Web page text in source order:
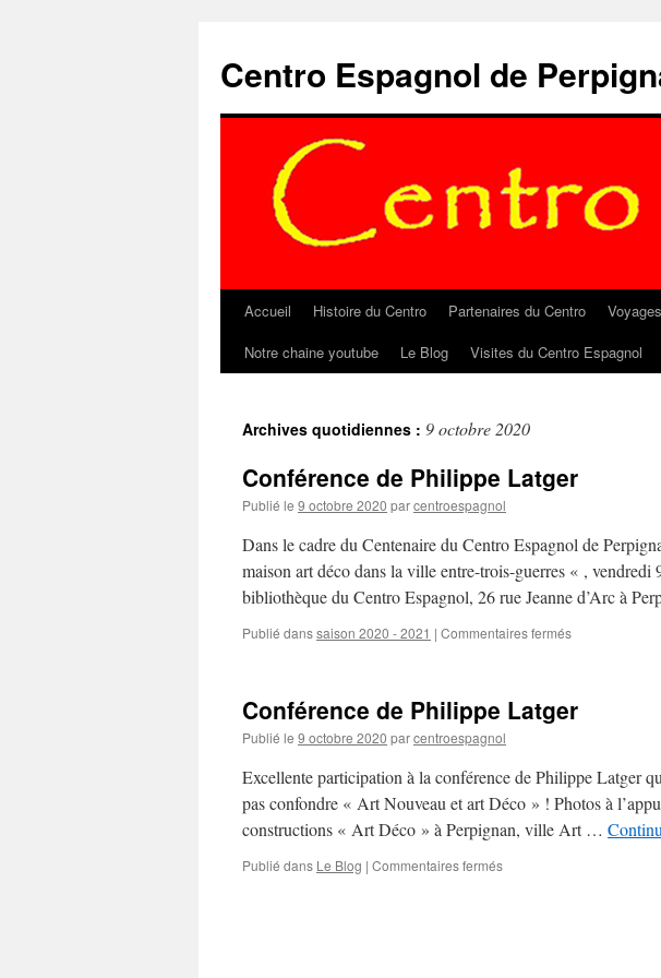
contenu
Centro Espagnol de
Accueil Histoire du Centro Partenaires du Centro
Notre chaine youtube
Le Blog Visites du Centro Espagnol
Archives quotidiennes : 9 octobre 2020
Conférence de Philippe Latger
Publié le 9 octobre 2020 parcentroespagnol
Dans le cadre du Centenaire du Centro Espagnol de
maison art déco dans la ville entre-trois-guerres « , vendredi
bibliothèque du Centro Espagnol, 26 rue Jeanne d’Arc à
Publié danssaison 2020 - 2021 | Commentaires fermés
Latger
Conférence de Philippe Latger
Publié le 9 octobre 2020 parcentroespagnol
Excellente participation à la conférence de Philippe Latger
pas confondre « Art Nouveau et art Déco » ! Photos à
constructions « Art Déco » à Perpignan, ville Art …
Publié dans Le Blog | Commentaires fermés